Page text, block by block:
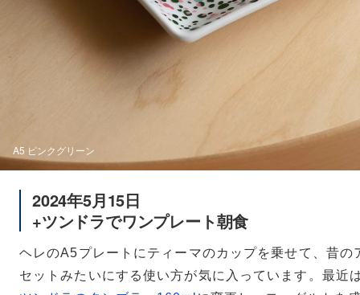
A5 ピンクグリーン
2024年5月15日
+ツンドラでワンプレート朝食
ヘレのA5プレートにティーマのカップを乗せて、昔の
セットみたいにする使い方が気に入っています。最近